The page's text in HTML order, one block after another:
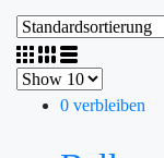
0 verbleiben